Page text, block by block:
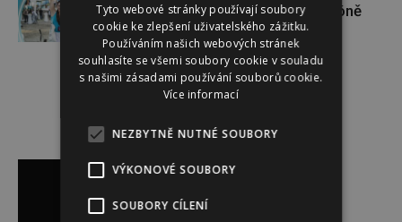
pauzu plnou zážitků v IQOS zóně
Tyto webové stránky používají soubory
cookie ke zlepšení uživatelského zážitku.
Používáním našich webových stránek
souhlasíte se všemi soubory cookie v souladu
s našimi zásadami používání souborů cookie.
Více informací
NEZBYTNĚ NUTNÉ SOUBORY
VÝKONOVÉ SOUBORY
SOUBORY CÍLENÍ